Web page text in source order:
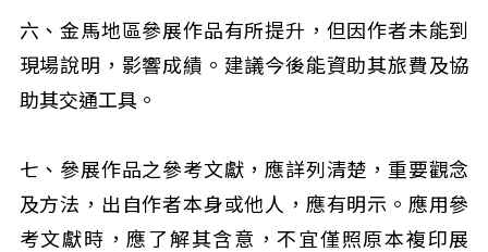
六、金馬地區參展作品有所提升，但因作者未能到
現場說明，影響成績。建議今後能資助其旅費及協
助其交通工具。
七、參展作品之參考文獻，應詳列清楚，重要觀念
及方法，出自作者本身或他人，應有明示。應用參
考文獻時，應了解其含意，不宜僅照原本複印展